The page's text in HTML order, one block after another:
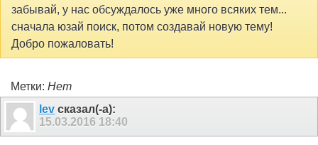
забывай, у нас обсуждалось уже много всяких тем...
сначала юзай поиск, потом создавай новую тему!
Добро пожаловать!
Метки: Нет
lev сказал(-а):
15.03.2016 18:40